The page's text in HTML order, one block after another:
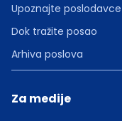
Upoznajte poslodavce
Dok tražite posao
Arhiva poslova
Za medije